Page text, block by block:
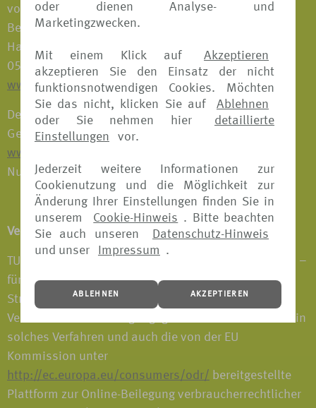
oder dienen Analyse- und
Marketingzwecken.
Mit einem Klick auf
Akzeptieren
akzeptieren Sie den Einsatz der nicht
funktionsnotwendigen Cookies. Möchten
Sie das nicht, klicken Sie auf
Ablehnen
oder Sie nehmen hier
detaillierte
Einstellungen
vor.
Jederzeit weitere Informationen zur
Cookienutzung und die Möglichkeit zur
Änderung Ihrer Einstellungen finden Sie in
unserem
Cookie-Hinweis . Bitte beachten
Sie auch unseren
Datenschutz-Hinweis
und unser
Impressum .
ABLEHNEN AKZEPTIEREN
vorhanden; zuständige Aufsichtsbehörde und
Berufskammer: Industrie- und Handelskammer
Hannover, Schiffgraben 49, 30175 Hannover, Tel.:
0511 310 7 0, Fax: 0511 310 74 36,
www.hannover.ihk.de
Der Erlaubnisumfang gemäß § 34d Absatz 1 der
Gewerbeordnung ist auf der Internetseite:
www.vermittlerregister.info
Nummer einsehbar: D-1EEI-2XLRA-93.
Verbraucherstreitbeilegung / OS-Plattform
TUI Deutschland GmbH nimmt derzeit nicht an einem –
für sie freiwilligen – Verfahren zur alternativen
Streitbeilegung nach dem
Verbraucherstreitbeilegungsgesetz teil. Daher kann ein
solches Verfahren und auch die von der EU
Kommission unter
http://ec.europa.eu/consumers/odr/ bereitgestellte
Plattform zur Online-Beilegung verbraucherrechtlicher